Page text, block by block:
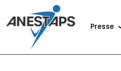
Presse